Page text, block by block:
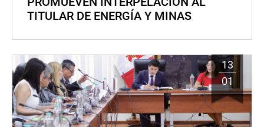
TITULAR DE ENERGÍA Y MINAS
13
01